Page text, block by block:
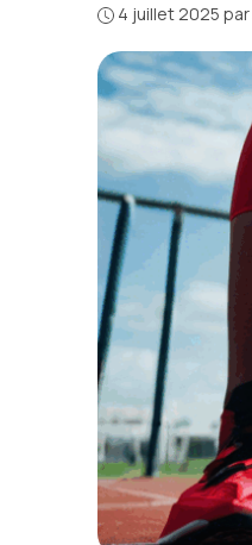
4 juillet 2025 par